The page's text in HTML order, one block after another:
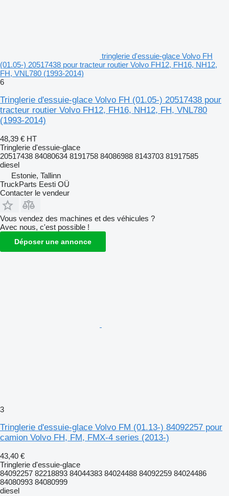
tringlerie d'essuie-glace Volvo FH
(01.05-) 20517438 pour tracteur routier Volvo FH12, FH16, NH12,
FH, VNL780 (1993-2014)
6
Tringlerie d'essuie-glace Volvo FH (01.05-) 20517438 pour
tracteur routier Volvo FH12, FH16, NH12, FH, VNL780
(1993-2014)
48,39 € HT
Tringlerie d'essuie-glace
20517438 84080634 8191758 84086988 8143703 81917585
diesel
Estonie, Tallinn
TruckParts Eesti OÜ
Contacter le vendeur
Vous vendez des machines et des véhicules ?
Avec nous, c'est possible !
Déposer une annonce
3
Tringlerie d'essuie-glace Volvo FM (01.13-) 84092257 pour
camion Volvo FH, FM, FMX-4 series (2013-)
43,40 €
Tringlerie d'essuie-glace
84092257 82218893 84044383 84024488 84092259 84024486
84080993 84080999
diesel